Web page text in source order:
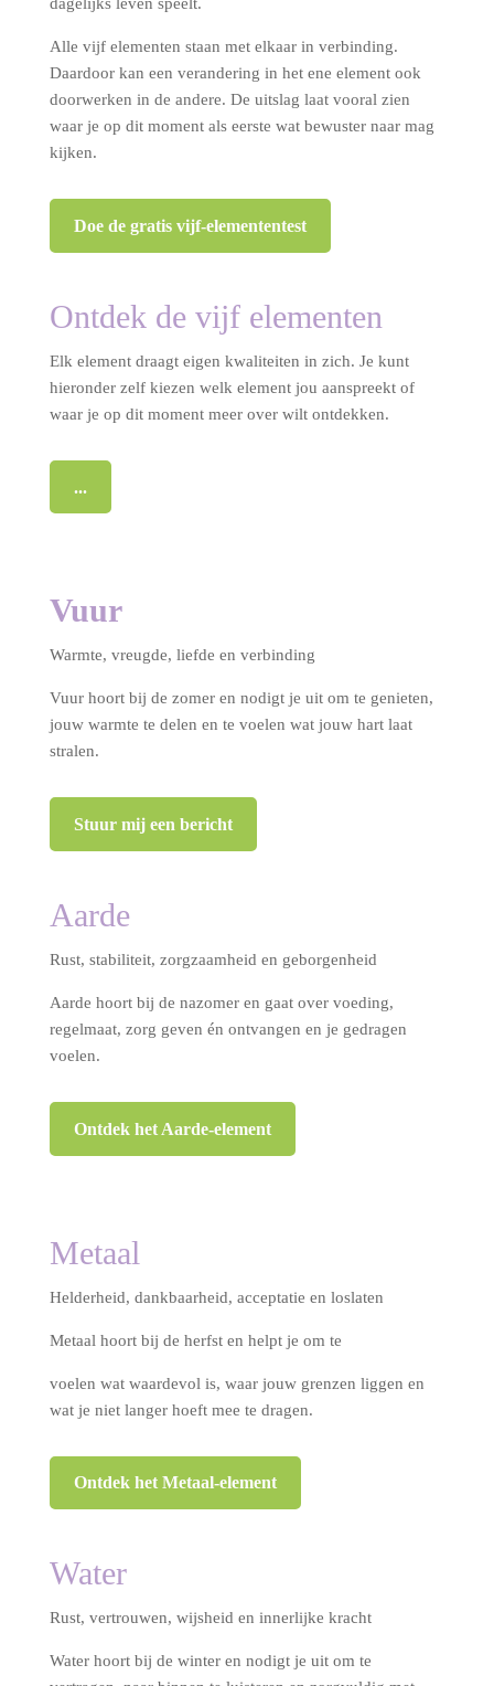
Alle vijf elementen staan met elkaar in verbinding.
Daardoor kan een verandering in het ene element ook
doorwerken in de andere. De uitslag laat vooral zien
waar je op dit moment als eerste wat bewuster naar mag
kijken.
Doe de gratis vijf-elemententest
Ontdek de vijf elementen
Elk element draagt eigen kwaliteiten in zich. Je kunt
hieronder zelf kiezen welk element jou aanspreekt of
waar je op dit moment meer over wilt ontdekken.
...
Vuur
Warmte, vreugde, liefde en verbinding
Vuur hoort bij de zomer en nodigt je uit om te genieten,
jouw warmte te delen en te voelen wat jouw hart laat
stralen.
Stuur mij een bericht
Aarde
Rust, stabiliteit, zorgzaamheid en geborgenheid
Aarde hoort bij de nazomer en gaat over voeding,
regelmaat, zorg geven én ontvangen en je gedragen
voelen.
Ontdek het Aarde-element
Metaal
Helderheid, dankbaarheid, acceptatie en loslaten
Metaal hoort bij de herfst en helpt je om te
voelen wat waardevol is, waar jouw grenzen liggen en
wat je niet langer hoeft mee te dragen.
Ontdek het Metaal-element
Water
Rust, vertrouwen, wijsheid en innerlijke kracht
Water hoort bij de winter en nodigt je uit om te